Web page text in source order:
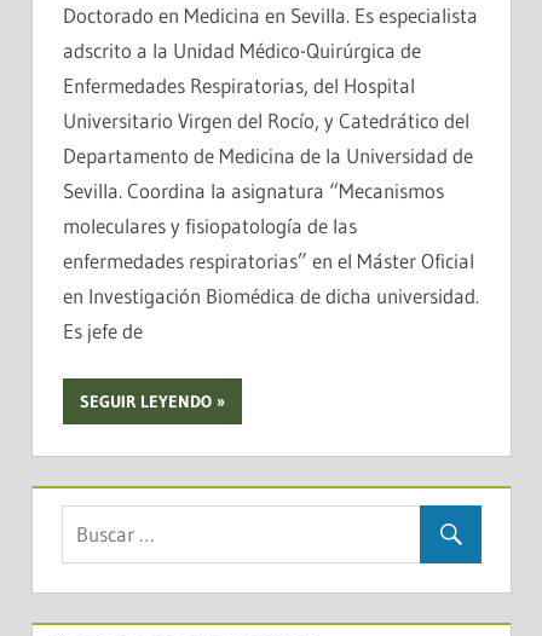
Doctorado en Medicina en Sevilla. Es especialista
adscrito a la Unidad Médico-Quirúrgica de
Enfermedades Respiratorias, del Hospital
Universitario Virgen del Rocío, y Catedrático del
Departamento de Medicina de la Universidad de
Sevilla. Coordina la asignatura “Mecanismos
moleculares y fisiopatología de las
enfermedades respiratorias” en el Máster Oficial
en Investigación Biomédica de dicha universidad.
Es jefe de
SEGUIR LEYENDO